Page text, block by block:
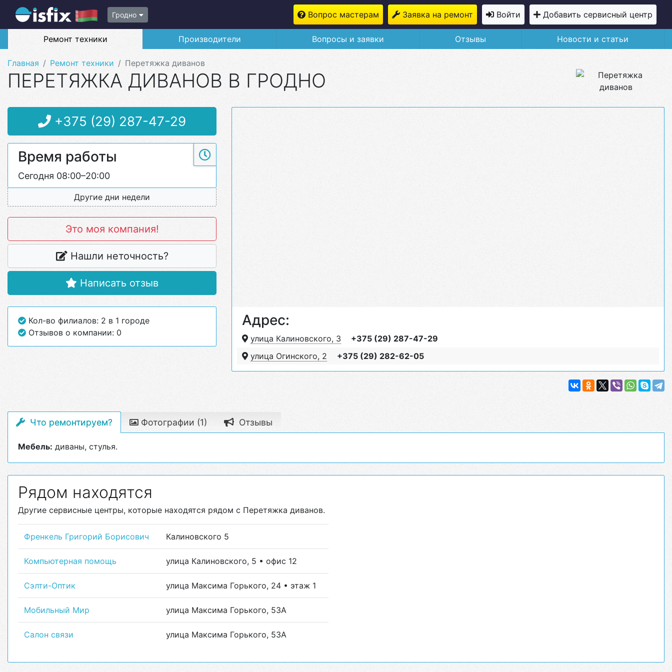
Гродно Вопрос мастерам Заявка на ремонт Войти Добавить сервисный центр
Ремонт техники Производители Вопросы и заявки Отзывы Новости и статьи
Главная Ремонт техники Перетяжка диванов
ПЕРЕТЯЖКА ДИВАНОВ В ГРОДНО
+375 (29) 287-47-29
Время работы
Сегодня 08:00–20:00
Другие дни недели
Это моя компания!
Нашли неточность?
Написать отзыв
Кол-во филиалов: 2 в 1 городе
Отзывов о компании: 0
Адрес:
улица Калиновского, 3
+375 (29) 287-47-29
улица Огинского, 2
+375 (29) 282-62-05
Что ремонтируем? Фотографии (1) Отзывы
Мебель: диваны, стулья.
Рядом находятся
Другие сервисные центры, которые находятся рядом с Перетяжка диванов.
Френкель Григорий Борисович Калиновского 5
Компьютерная помощь улица Калиновского, 5 • офис 12
Сэлти-Оптик улица Максима Горького, 24 • этаж 1
Мобильный Мир улица Максима Горького, 53А
Салон связи улица Максима Горького, 53А